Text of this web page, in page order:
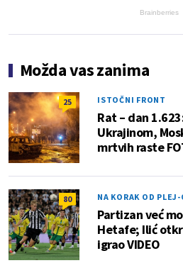
Brainberries
Možda vas zanima
25 ISTOČNI FRONT
Rat – dan
Ukrajinom,
mrtvih raste
80 NA KORAK OD PLEJ-
Partizan već
Hetafe; Ilić
igrao VIDEO